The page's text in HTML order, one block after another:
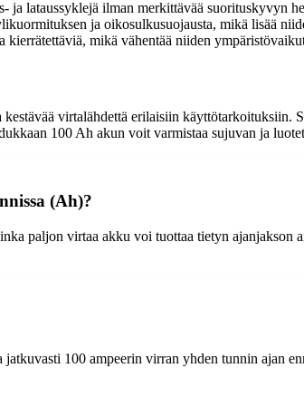
ja lataussyklejä ilman merkittävää suorituskyvyn
ja oikosulkusuojausta, mikä lisää
mikä vähentää niiden
virtalähdettä erilaisiin käyttötarkoituksiin.
100 Ah akun voit varmistaa sujuvan ja
(Ah)?
paljon virtaa akku voi tuottaa tietyn
100 ampeerin virran yhden tunnin ajan